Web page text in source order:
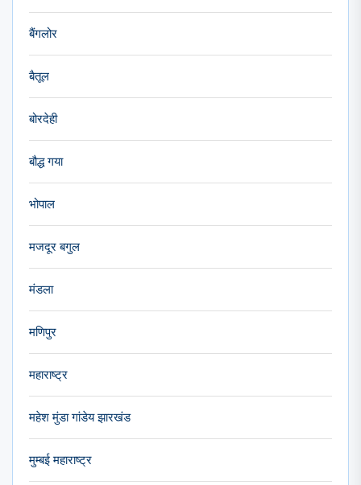
बैंगलोर
बैतूल
बोरदेही
बौद्ध गया
भोपाल
मजदूर बगुल
मंडला
मणिपुर
महाराष्ट्र
महेश मुंडा गांडेय झारखंड
मुम्बई महाराष्ट्र